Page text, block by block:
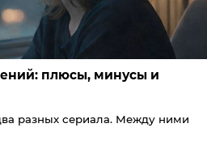
плюсы, минусы и
разных сериала. Между ними